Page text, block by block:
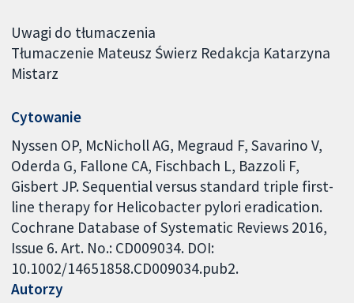
Uwagi do tłumaczenia
Tłumaczenie Mateusz Świerz Redakcja Katarzyna
Mistarz
Cytowanie
Nyssen OP, McNicholl AG, Megraud F, Savarino V,
Oderda G, Fallone CA, Fischbach L, Bazzoli F,
Gisbert JP. Sequential versus standard triple first-
line therapy for Helicobacter pylori eradication.
Cochrane Database of Systematic Reviews 2016,
Issue 6. Art. No.: CD009034. DOI:
10.1002/14651858.CD009034.pub2.
Autorzy